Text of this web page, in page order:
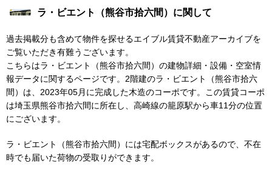
ラ・ビエント（熊谷市拾六間）に関して
過去掲載分も含めて物件を探せるエイブル賃貸不動産アーカイブを
ご覧いただき有難うございます。
こちらはラ・ビエント（熊谷市拾六間）の建物詳細・設備・空室情
報データに関するページです。2階建のラ・ビエント（熊谷市拾六
間）は、2023年05月に完成した木造のコーポです。この賃貸コーポ
は埼玉県熊谷市拾六間に所在し、高崎線の籠原駅から車11分の位置
にございます。
ラ・ビエント（熊谷市拾六間）には宅配ボックスがあるので、不在
時でも届いた荷物の受取りができます。